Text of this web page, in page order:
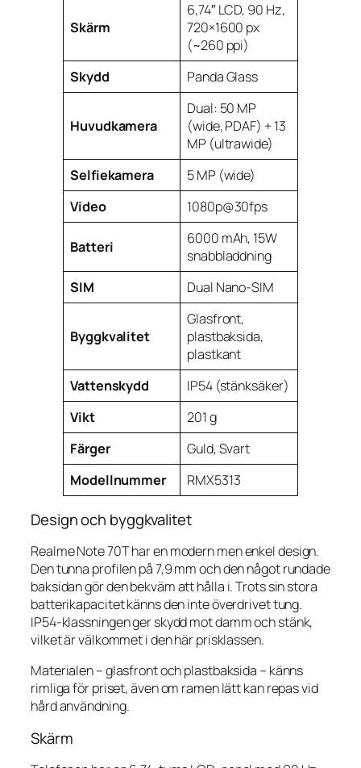
Skärm
6,74″ LCD, 90 Hz,
720×1600 px
(~260 ppi)
Skydd
Panda Glass
Huvudkamera
Dual: 50 MP
(wide, PDAF) + 13
MP (ultrawide)
Selfiekamera
5 MP (wide)
Video
1080p@30fps
Batteri
6000 mAh, 15W
snabbladdning
SIM
Dual Nano-SIM
Byggkvalitet
Glasfront,
plastbaksida,
plastkant
Vattenskydd
IP54 (stänksäker)
Vikt
201 g
Färger
Guld, Svart
Modellnummer
RMX5313
Design och byggkvalitet
Realme Note 70T har en modern men enkel design.
Den tunna profilen på 7,9 mm och den något rundade
baksidan gör den bekväm att hålla i. Trots sin stora
batterikapacitet känns den inte överdrivet tung.
IP54-klassningen ger skydd mot damm och stänk,
vilket är välkommet i den här prisklassen.
Materialen – glasfront och plastbaksida – känns
rimliga för priset, även om ramen lätt kan repas vid
hård användning.
Skärm